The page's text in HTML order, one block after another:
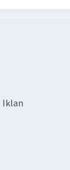
Iklan